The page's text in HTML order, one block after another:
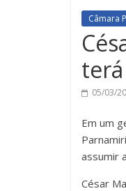
Câmara
05/03/
Em um
assumir
César